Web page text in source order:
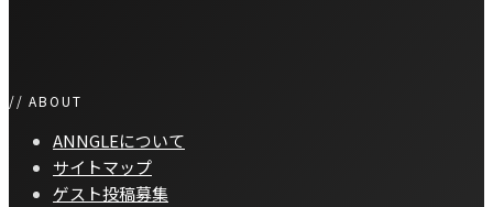
// ABOUT
ANNGLEについて
サイトマップ
ゲスト投稿募集